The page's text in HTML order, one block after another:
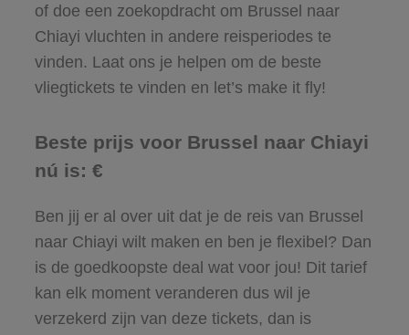
of doe een zoekopdracht om Brussel naar
Chiayi vluchten in andere reisperiodes te
vinden. Laat ons je helpen om de beste
vliegtickets te vinden en let’s make it fly!
Beste prijs voor Brussel naar Chiayi
nú is: €
Ben jij er al over uit dat je de reis van Brussel
naar Chiayi wilt maken en ben je flexibel? Dan
is de goedkoopste deal wat voor jou! Dit tarief
kan elk moment veranderen dus wil je
verzekerd zijn van deze tickets, dan is